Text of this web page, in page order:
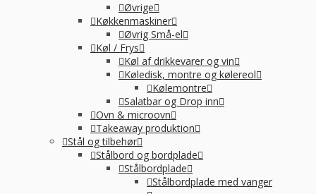
Øvrige
Køkkenmaskiner
Øvrig Små-el
Køl / Frys
Køl af drikkevarer og vin
Køledisk, montre og kølereol
Kølemontre
Salatbar og Drop inn
Ovn & microovn
Takeaway produktion
Stål og tilbehør
Stålbord og bordplade
Stålbordplade
Stålbordplade med vanger